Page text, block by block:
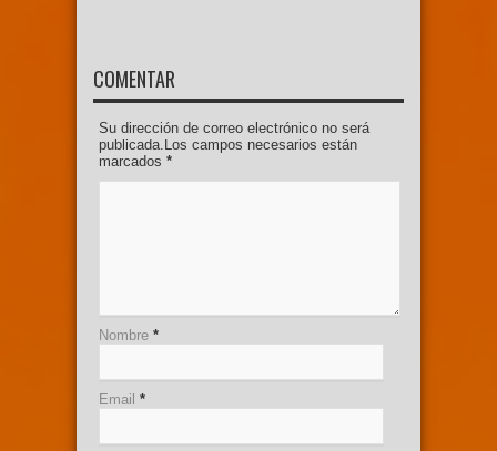
COMENTAR
Su dirección de correo electrónico no será
publicada.Los campos necesarios están
marcados *
Nombre *
Email *